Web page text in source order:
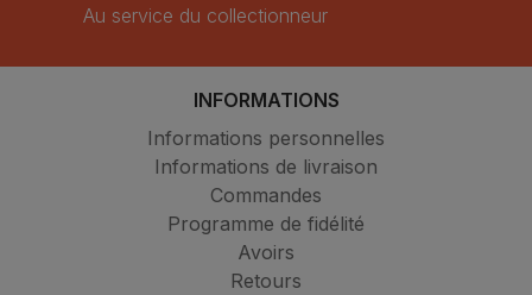
Au service du collectionneur
INFORMATIONS
Informations personnelles
Informations de livraison
Commandes
Programme de fidélité
Avoirs
Retours